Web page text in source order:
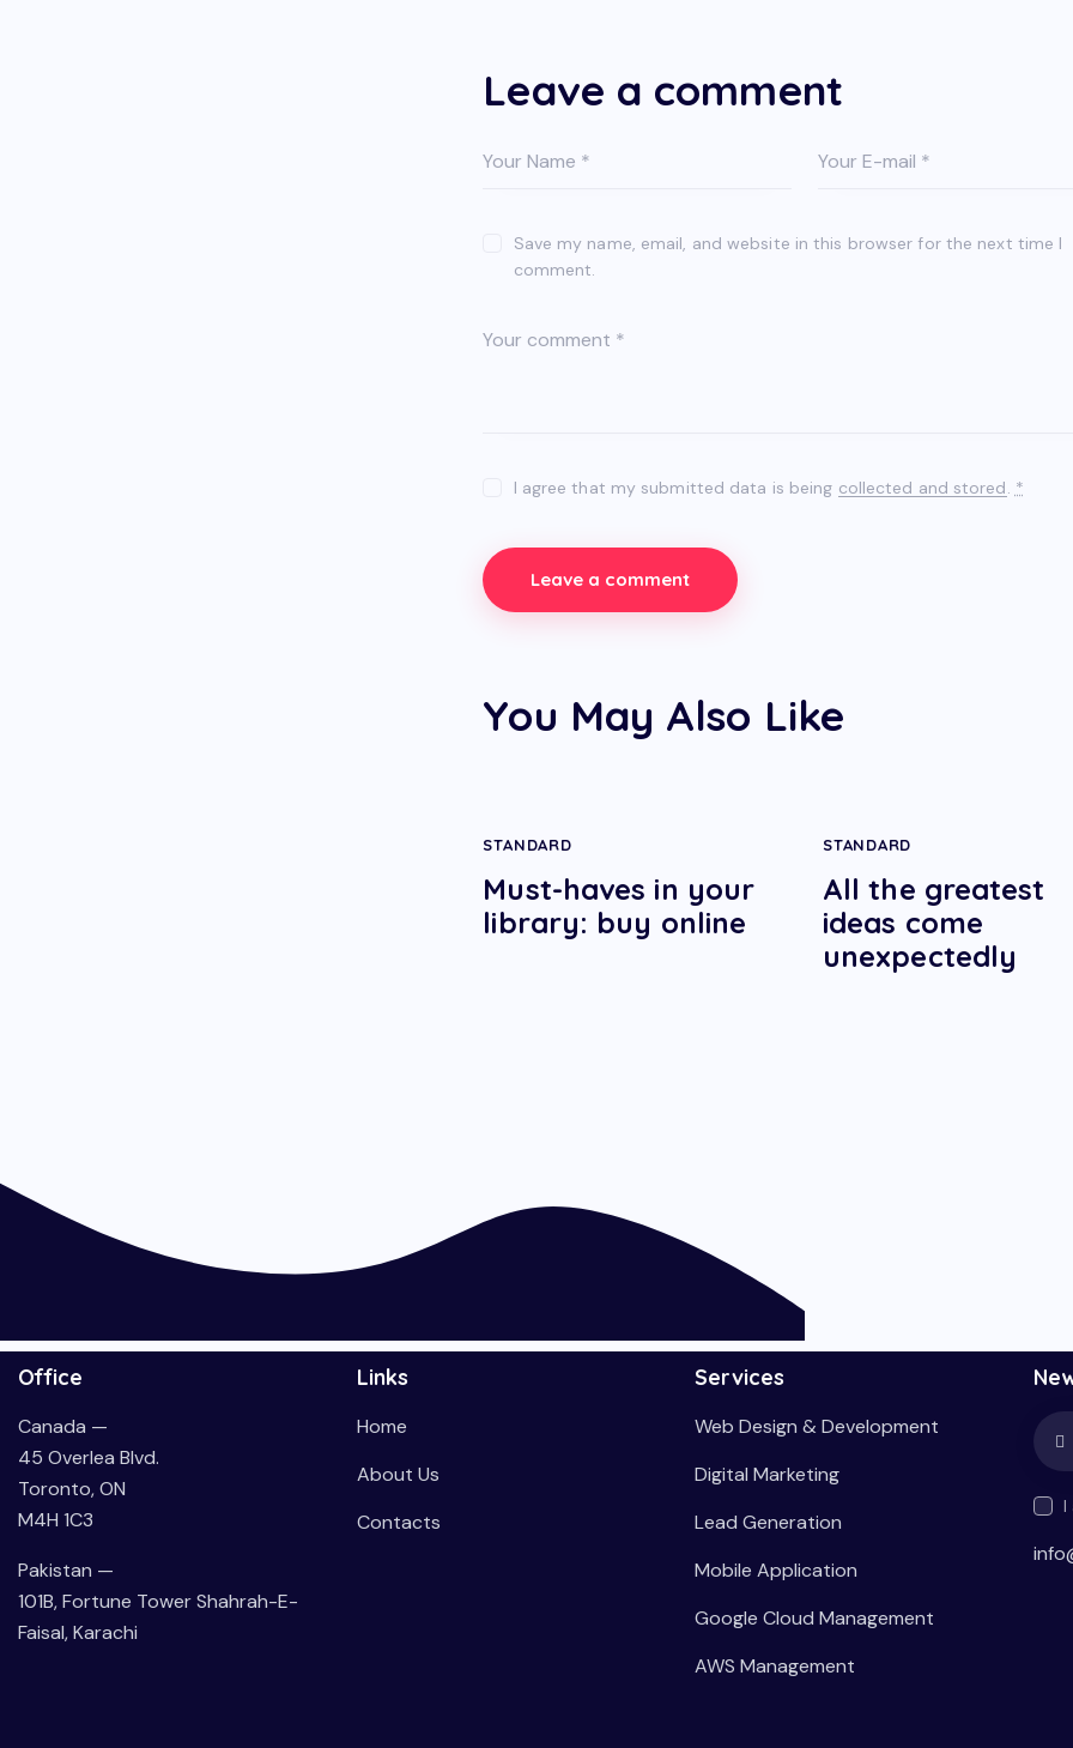
Leave a comment
Save my name, email, and website in this browser for the next time I
comment.
I agree that my submitted data is being collected and stored. *
You May Also Like
STANDARD
Must-haves in your
library: buy online
STANDARD
All the greatest
ideas come
unexpectedly
Office
Canada —
45 Overlea Blvd.
Toronto, ON
M4H 1C3
Pakistan —
101B, Fortune Tower Shahrah-E-
Faisal, Karachi
Links
Home
About Us
Contacts
Services
Web Design & Development
Digital Marketing
Lead Generation
Mobile Application
Google Cloud Management
AWS Management
I